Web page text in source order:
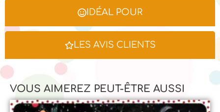
IDÉAL POUR
LES AVIS CLIENTS
VOUS AIMEREZ PEUT-ÊTRE AUSSI